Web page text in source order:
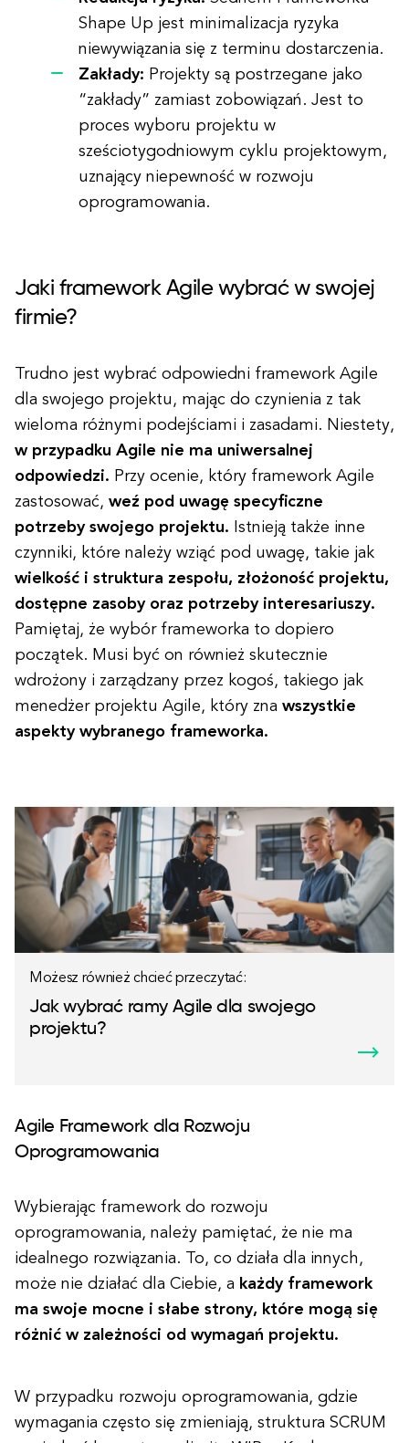
Shape Up jest minimalizacja ryzyka
niewywiązania się z terminu dostarczenia.
Zakłady: Projekty są postrzegane jako
“zakłady” zamiast zobowiązań. Jest to
proces wyboru projektu w
sześciotygodniowym cyklu projektowym,
uznający niepewność w rozwoju
oprogramowania.
Jaki framework Agile wybrać w swojej
firmie?
Trudno jest wybrać odpowiedni framework Agile
dla swojego projektu, mając do czynienia z tak
wieloma różnymi podejściami i zasadami. Niestety,
w przypadku Agile nie ma uniwersalnej
odpowiedzi. Przy ocenie, który framework Agile
zastosować, weź pod uwagę specyficzne
potrzeby swojego projektu. Istnieją także inne
czynniki, które należy wziąć pod uwagę, takie jak
wielkość i struktura zespołu, złożoność projektu,
dostępne zasoby oraz potrzeby interesariuszy.
Pamiętaj, że wybór frameworka to dopiero
początek. Musi być on również skutecznie
wdrożony i zarządzany przez kogoś, takiego jak
menedżer projektu Agile, który zna wszystkie
aspekty wybranego frameworka.
Możesz również chcieć przeczytać:
Jak wybrać ramy Agile dla swojego
projektu?
Agile Framework dla Rozwoju
Oprogramowania
Wybierając framework do rozwoju
oprogramowania, należy pamiętać, że nie ma
idealnego rozwiązania. To, co działa dla innych,
może nie działać dla Ciebie, a każdy framework
ma swoje mocne i słabe strony, które mogą się
różnić w zależności od wymagań projektu.
W przypadku rozwoju oprogramowania, gdzie
wymagania często się zmieniają, struktura SCRUM